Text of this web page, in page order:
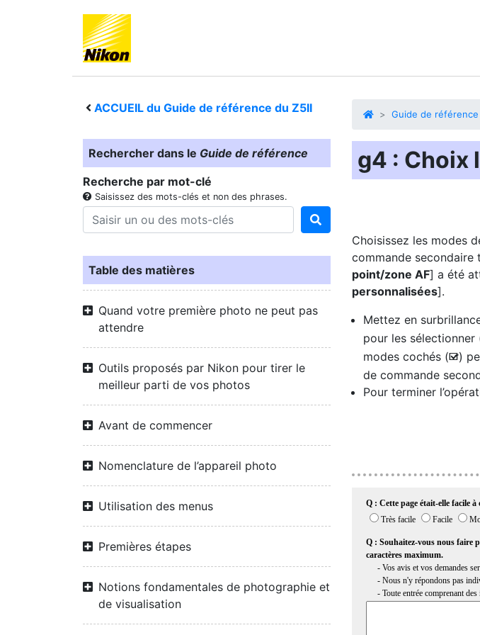
ACCUEIL du Guide de référence du Z5II
Rechercher dans le Guide de référence
Recherche par mot-clé
Saisissez des mots-clés et non des phrases.
Table des matières
Quand votre première photo ne peut pas
attendre
Outils proposés par Nikon pour tirer le
meilleur parti de vos photos
Avant de commencer
Nomenclature de l’appareil photo
Utilisation des menus
Premières étapes
Notions fondamentales de photographie et
de visualisation
Guide de référence
g4 : Choix
Choisissez les modes
commande secondaire
point/zone AF] a été
personnalisées].
Mettez en
pour les sélectionner
modes cochés (M)
de commande
Pour terminer